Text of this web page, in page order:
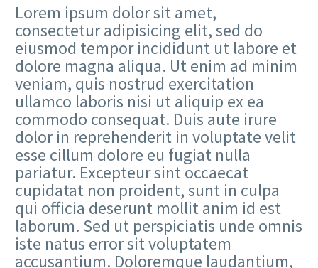
Lorem ipsum dolor sit amet,
consectetur adipisicing elit, sed do
eiusmod tempor incididunt ut labore et
dolore magna aliqua. Ut enim ad minim
veniam, quis nostrud exercitation
ullamco laboris nisi ut aliquip ex ea
commodo consequat. Duis aute irure
dolor in reprehenderit in voluptate velit
esse cillum dolore eu fugiat nulla
pariatur. Excepteur sint occaecat
cupidatat non proident, sunt in culpa
qui officia deserunt mollit anim id est
laborum. Sed ut perspiciatis unde omnis
iste natus error sit voluptatem
accusantium. Doloremque laudantium,